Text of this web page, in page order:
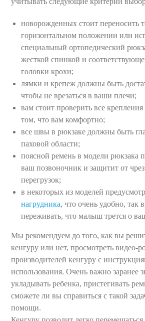
новорожденных стоит переносить
горизонтальном положении или
специальный ортопедический
жесткой спинкой и
головки крохи;
лямки и крепеж должны быть
чтобы не врезаться в ваши плечи;
вам стоит проверить все крепления
том, что вам комфортно;
все швы в рюкзаке должны быть
паховой области;
поясной ремень в модели рюкзака
ваш позвоночник и защитит от
перегрузок;
в некоторых из моделей
нагрудника, что очень удобно, так
переживать, что малыш трется о
Мы рекомендуем до того, как вы
кенгуру или нет, просмотреть видео-
производителей кенгуру с
использования. Очень важно заранее
укладывать ребенка, пристегивать
сможете ли вы справиться с такой
помощи.